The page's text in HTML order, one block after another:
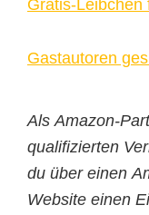
Gratis-Leibchen
Gastautoren
Als Amazon-
qualifizierten
du über einen
Website einen